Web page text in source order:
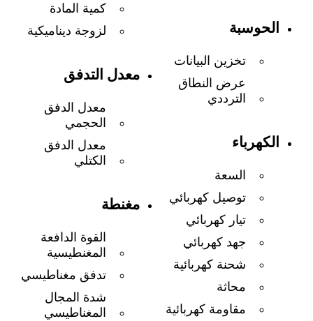
الحوسبة
تخزين البيانات
عرض النطاق
الترددي
الكهرباء
السعة
توصيل كهربائي
تيار كهربائي
جهد كهربائي
شحنة كهربائية
محاثة
مقاومة كهربائية
كمية المادة
لزوجة ديناميكية
معدل التدفق
معدل الدفق
الحجمي
معدل الدفق
الكتلي
مغنطة
القوة الدافعة
المغنطيسية
تدفق مغناطيسي
شدة المجال
المغناطيسي